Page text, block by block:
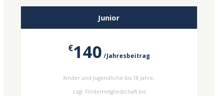
Junior
€140 Jahresbeitrag
Kinder und Jugendliche bis 18 Jahre,
zzgl. Fördermitgliedschaft bis